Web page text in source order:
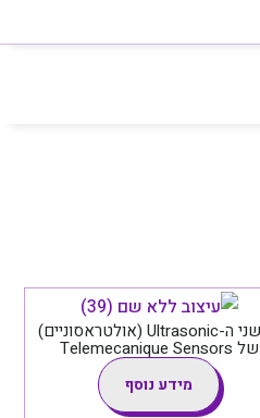
חיישני ה-Ultrasonic (אולטראסוניים)
של Telemecanique Sensors
מידע נוסף